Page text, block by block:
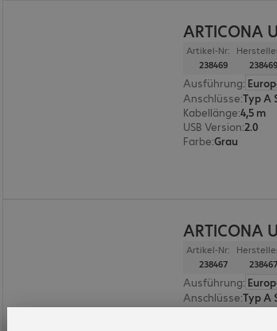
ARTICONA
Artikel-Nr:
238469
238469
Ausführung:
Anschlüsse:Typ A
Kabellänge:4,5 m
USB Version:2.0
Farbe:Grau
ARTICONA
Artikel-Nr:
238467
238467
Ausführung:
Anschlüsse:Typ A
Kabellänge:3 m